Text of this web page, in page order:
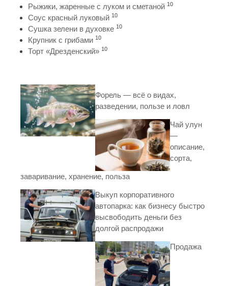
Рыжики, жаренные с луком и сметаной 10
Соус красный луковый 10
Сушка зелени в духовке 10
Крупник с грибами 10
Торт «Дрезденский» 10
Форель — всё о видах,
разведении, пользе и ловл
Чай улун
—
описание,
сорта,
заваривание, хранение, польза
Выкуп корпоративного
автопарка: как бизнесу быстро
высвободить деньги без
долгой распродажи
Продажа